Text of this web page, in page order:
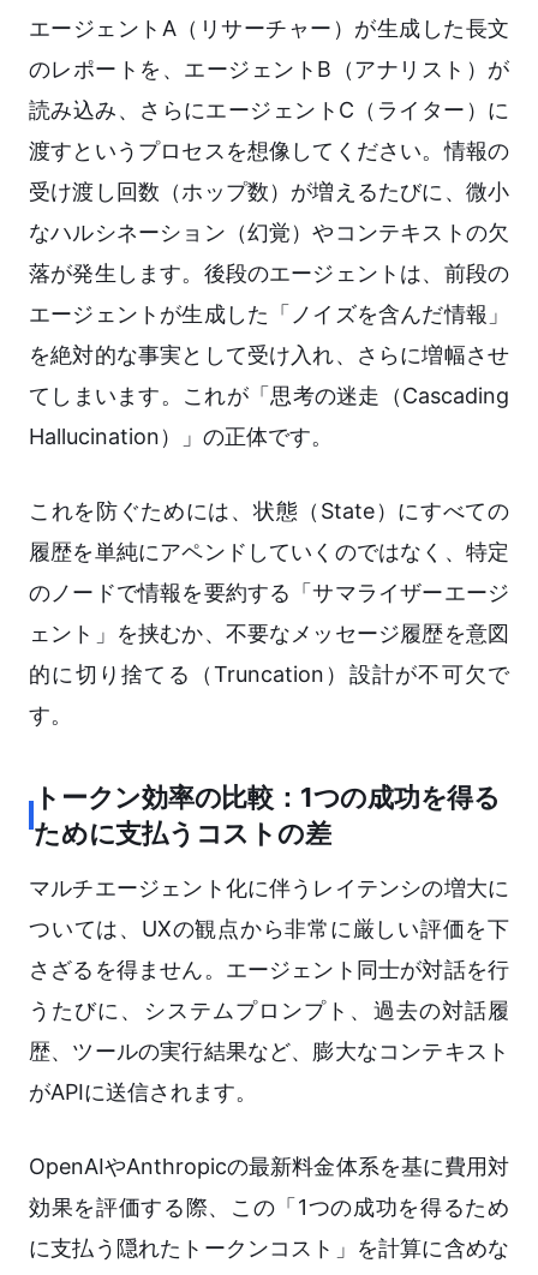
エージェントA（リサーチャー）が生成した長文
のレポートを、エージェントB（アナリスト）が
読み込み、さらにエージェントC（ライター）に
渡すというプロセスを想像してください。情報の
受け渡し回数（ホップ数）が増えるたびに、微小
なハルシネーション（幻覚）やコンテキストの欠
落が発生します。後段のエージェントは、前段の
エージェントが生成した「ノイズを含んだ情報」
を絶対的な事実として受け入れ、さらに増幅させ
てしまいます。これが「思考の迷走（Cascading
Hallucination）」の正体です。
これを防ぐためには、状態（State）にすべての
履歴を単純にアペンドしていくのではなく、特定
のノードで情報を要約する「サマライザーエージ
ェント」を挟むか、不要なメッセージ履歴を意図
的に切り捨てる（Truncation）設計が不可欠で
す。
トークン効率の比較：1つの成功を得る
ために支払うコストの差
マルチエージェント化に伴うレイテンシの増大に
ついては、UXの観点から非常に厳しい評価を下
さざるを得ません。エージェント同士が対話を行
うたびに、システムプロンプト、過去の対話履
歴、ツールの実行結果など、膨大なコンテキスト
がAPIに送信されます。
OpenAIやAnthropicの最新料金体系を基に費用対
効果を評価する際、この「1つの成功を得るため
に支払う隠れたトークンコスト」を計算に含めな